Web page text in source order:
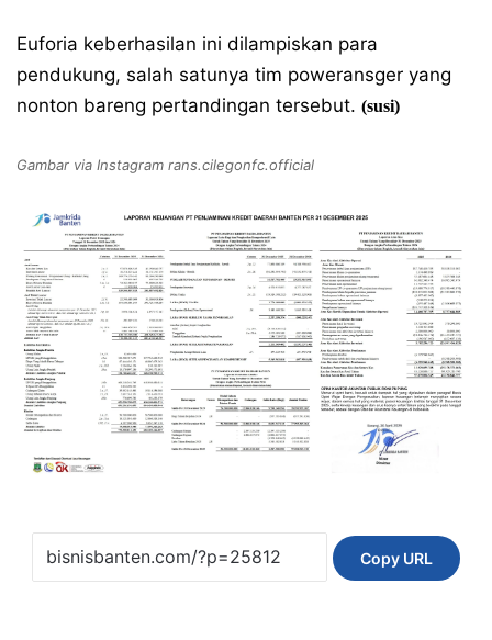
Euforia keberhasilan ini dilampiskan para
pendukung, salah satunya tim poweransger yang
nonton bareng pertandingan tersebut. (susi)
Gambar via Instagram rans.cilegonfc.official
Copy URL